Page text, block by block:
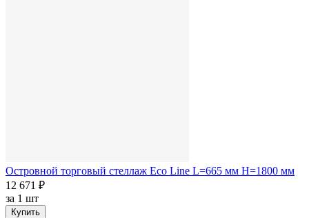
Островной торговый стеллаж Eco Line L=665 мм H=1800 мм
12 671 ₽
за 1 шт
Купить